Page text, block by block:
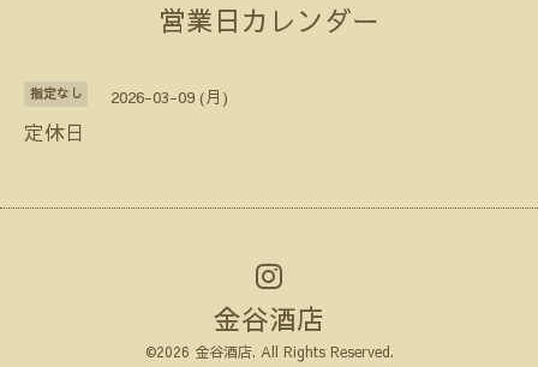
営業日カレンダー
指定なし 2026-03-09 (月)
定休日
金谷酒店
©2026 金谷酒店. All Rights Reserved.